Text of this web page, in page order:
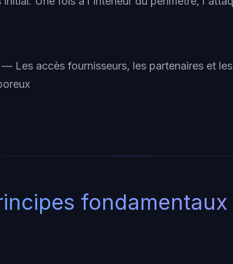
Les accès fournisseurs, les partenaires et
fondamentaux